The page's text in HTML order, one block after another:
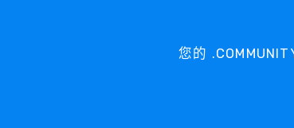
您的